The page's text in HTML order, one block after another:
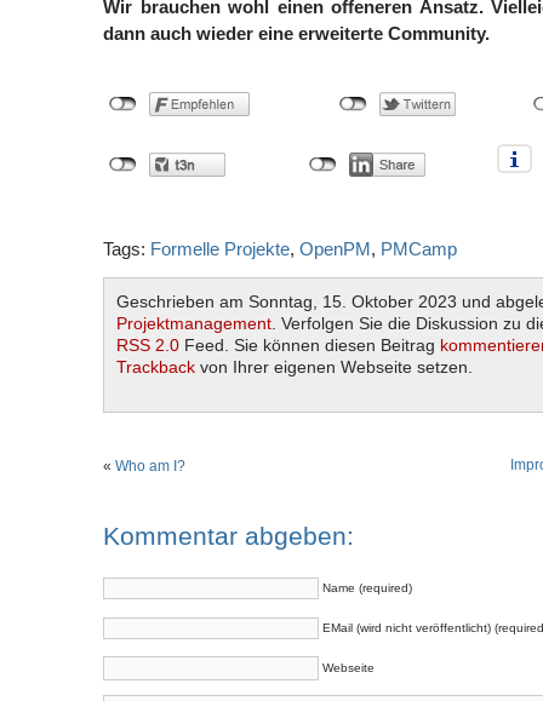
Wir brauchen wohl einen offeneren Ansatz.
dann auch wieder eine erweiterte Community.
Tags: Formelle Projekte, OpenPM , PMCamp
Geschrieben am Sonntag, 15. Oktober 2023 und
Projektmanagement. Verfolgen Sie die Diskussion zu
RSS 2.0 Feed. Sie können diesen Beitrag
Trackback von Ihrer eigenen Webseite setzen.
« Who am I?
Kommentar abgeben:
Name (required)
EMail (wird nicht veröffentlicht)
Webseite